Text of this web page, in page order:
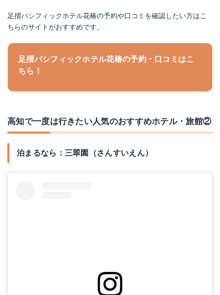
足摺パシフィックホテル花椿の予約や口コミを確認したい方はこ
ちらのサイトがおすすめです。
足摺パシフィックホテル花椿の予約・口コミはこ
ちら！
高知で一度は行きたい人気のおすすめホテル・旅館②
泊まるなら：三翠園（さんすいえん）